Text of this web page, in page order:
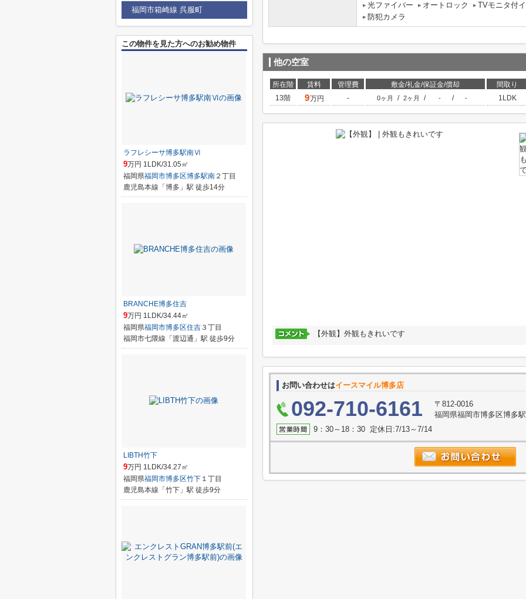
光ファイバー
オートロック TVモニタ付
防犯カメラ
他の空室
所在階 賃料 管理費 敷金/礼金/保証金/償却 間取り
13階
9万円 - 0ヶ月 / 2ヶ月 / - / - 1LDK
【外観】外観もきれいです
お問い合わせはイースマイル博多店
092-710-6161
〒812-0016
福岡県福岡市博多区博多
9：30～18：30 定休日:7/13～7/14
福岡市箱崎線 呉服町
この物件を見た方へのお勧め物件
ラフレシーサ博多駅南Ⅵ
9万円 1LDK/31.05㎡
福岡県福岡市博多区博多駅南 ２丁目
鹿児島本線「博多」駅 徒歩14分
BRANCHE博多住吉
9万円 1LDK/34.44㎡
福岡県福岡市博多区住吉 ３丁目
福岡市七隈線「渡辺通」駅 徒歩9分
LIBTH竹下
9万円 1LDK/34.27㎡
福岡県福岡市博多区竹下 １丁目
鹿児島本線「竹下」駅 徒歩9分